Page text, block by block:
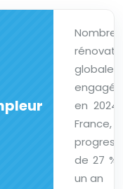
Nombre
globales
en 2024
France,
de 27 %
un an